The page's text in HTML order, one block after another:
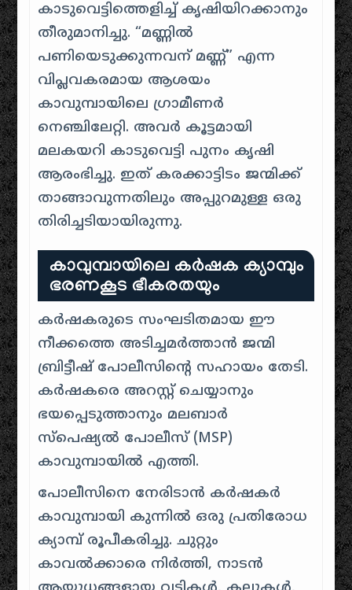
കാടുവെട്ടിത്തെളിച്ച് കൃഷിയിറക്കാനും
തീരുമാനിച്ചു. “മണ്ണിൽ
പണിയെടുക്കുന്നവന് മണ്ണ്” എന്ന
വിപ്ലവകരമായ ആശയം
കാവുമ്പായിലെ ഗ്രാമീണർ
നെഞ്ചിലേറ്റി. അവർ കൂട്ടമായി
മലകയറി കാടുവെട്ടി പുനം കൃഷി
ആരംഭിച്ചു. ഇത് കരക്കാട്ടിടം ജന്മിക്ക്
താങ്ങാവുന്നതിലും അപ്പുറമുള്ള ഒരു
തിരിച്ചടിയായിരുന്നു.
കാവുമ്പായിലെ കർഷക ക്യാമ്പും
ഭരണകൂട ഭീകരതയും
കർഷകരുടെ സംഘടിതമായ ഈ
നീക്കത്തെ അടിച്ചമർത്താൻ ജന്മി
ബ്രിട്ടീഷ് പോലീസിന്റെ സഹായം തേടി.
കർഷകരെ അറസ്റ്റ് ചെയ്യാനും
ഭയപ്പെടുത്താനും മലബാർ
സ്പെഷ്യൽ പോലീസ് (MSP)
കാവുമ്പായിൽ എത്തി.
പോലീസിനെ നേരിടാൻ കർഷകർ
കാവുമ്പായി കുന്നിൽ ഒരു പ്രതിരോധ
ക്യാമ്പ് രൂപീകരിച്ചു. ചുറ്റും
കാവൽക്കാരെ നിർത്തി, നാടൻ